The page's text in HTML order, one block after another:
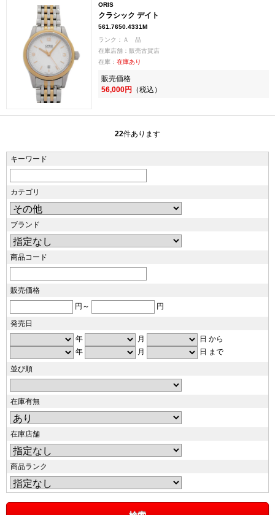
ORIS
クラシック デイト
561.7650.4331M
ランク：Ａ 品
在庫店舗：販売古賀店
在庫： 在庫あり
販売価格
56,000円 （税込）
22件あります
キーワード
カテゴリ
ブランド
商品コード
販売価格
円～
円
発売日
年
月
日 から
年
月
日 まで
並び順
在庫有無
在庫店舗
商品ランク